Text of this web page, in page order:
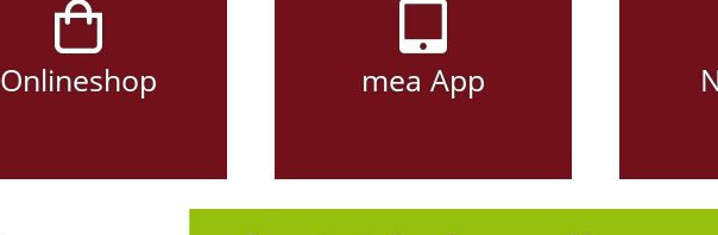
Onlineshop mea App